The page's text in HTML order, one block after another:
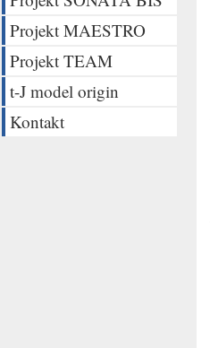
Projekt MAESTRO
Projekt TEAM
t-J model origin
Kontakt